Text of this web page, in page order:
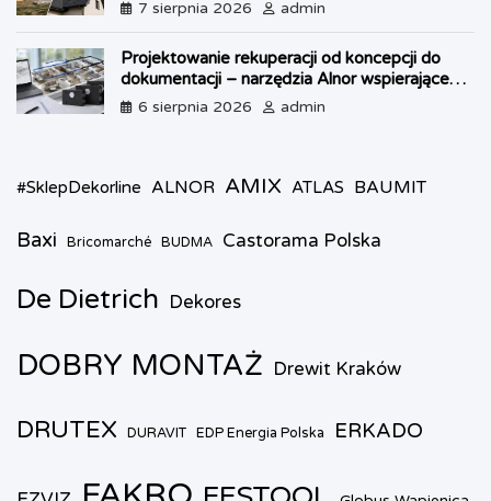
7 sierpnia 2026 admin
Projektowanie rekuperacji od koncepcji do
dokumentacji – narzędzia Alnor wspierające
każdy etap pracy
6 sierpnia 2026 admin
#SklepDekorline ALNOR AMIX ATLAS BAUMIT
Baxi Bricomarché BUDMA Castorama Polska
De Dietrich Dekores
DOBRY MONTAŻ Drewit Kraków
DRUTEX DURAVIT EDP Energia Polska ERKADO